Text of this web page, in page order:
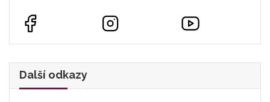
Další odkazy